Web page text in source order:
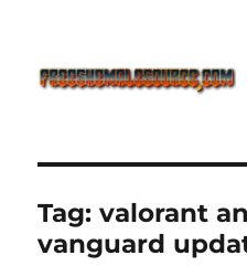
Defense Main
Ketagihan!
Tag:valorant
vanguard